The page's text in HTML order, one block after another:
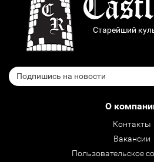
Старейший
О
Контакты
Вакансии
Пользовательское